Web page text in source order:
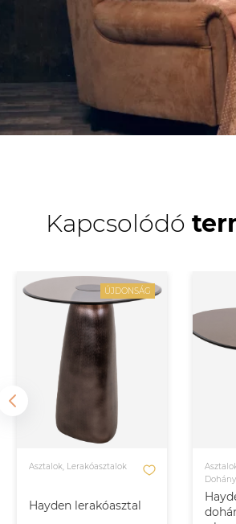
Kapcsolódó
ÚJDONSÁG
Hayden lerakóasztal
Asztalok, Lerakóasztalok